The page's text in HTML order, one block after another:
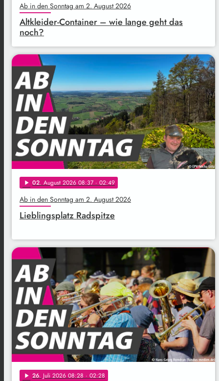
Ab in den Sonntag am 2. August 2026
Altkleider-Container – wie lange geht das
noch?
play_arrow 02. August 2026 08:37 · 02:49
Ab in den Sonntag am 2. August 2026
Lieblingsplatz Radspitze
play_arrow 26. Juli 2026 08:28 · 02:28